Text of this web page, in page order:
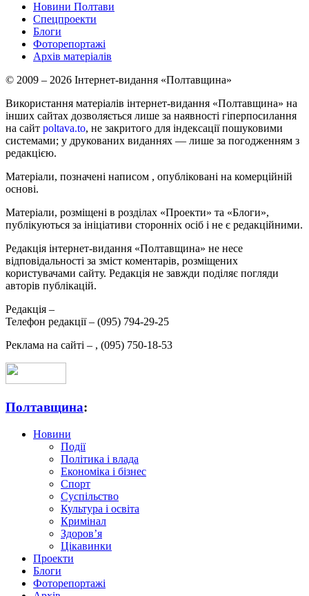
Новини Полтави
Спецпроекти
Блоги
Фоторепортажі
Архів матеріалів
© 2009 – 2026 Інтернет-видання «Полтавщина»
Використання матеріалів інтернет-видання «Полтавщина» на
інших сайтах дозволяється лише за наявності гіперпосилання
на сайт poltava.to, не закритого для індексації пошуковими
системами; у друкованих виданнях — лише за погодженням з
редакцією.
Матеріали, позначені написом , опубліковані на комерційній
основі.
Матеріали, розміщені в розділах «Проекти» та «Блоги»,
публікуються за ініціативи сторонніх осіб і не є редакційними.
Редакція інтернет-видання «Полтавщина» не несе
відповідальності за зміст коментарів, розміщених
користувачами сайту. Редакція не завжди поділяє погляди
авторів публікацій.
Редакція –
Телефон редакції – (095) 794-29-25
Реклама на сайті – , (095) 750-18-53
Полтавщина:
Новини
Події
Політика і влада
Економіка і бізнес
Спорт
Суспільство
Культура і освіта
Кримінал
Здоров’я
Цікавинки
Проекти
Блоги
Фоторепортажі